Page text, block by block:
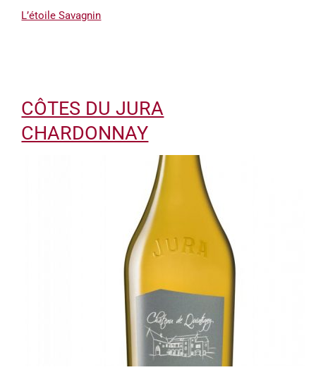
L’étoile Savagnin
CÔTES DU JURA
CHARDONNAY